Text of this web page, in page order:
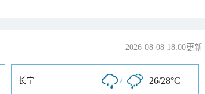
2026-08-08 18:00更新
长宁 / 26/28°C